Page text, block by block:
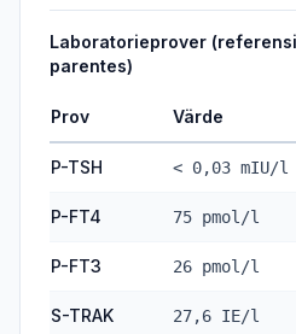
Laboratorieprover
parentes)
Prov Värde
P-TSH < 0,03 mIU/l
P-FT4 75 pmol/l
P-FT3 26 pmol/l
S-TRAK 27,6 IE/l